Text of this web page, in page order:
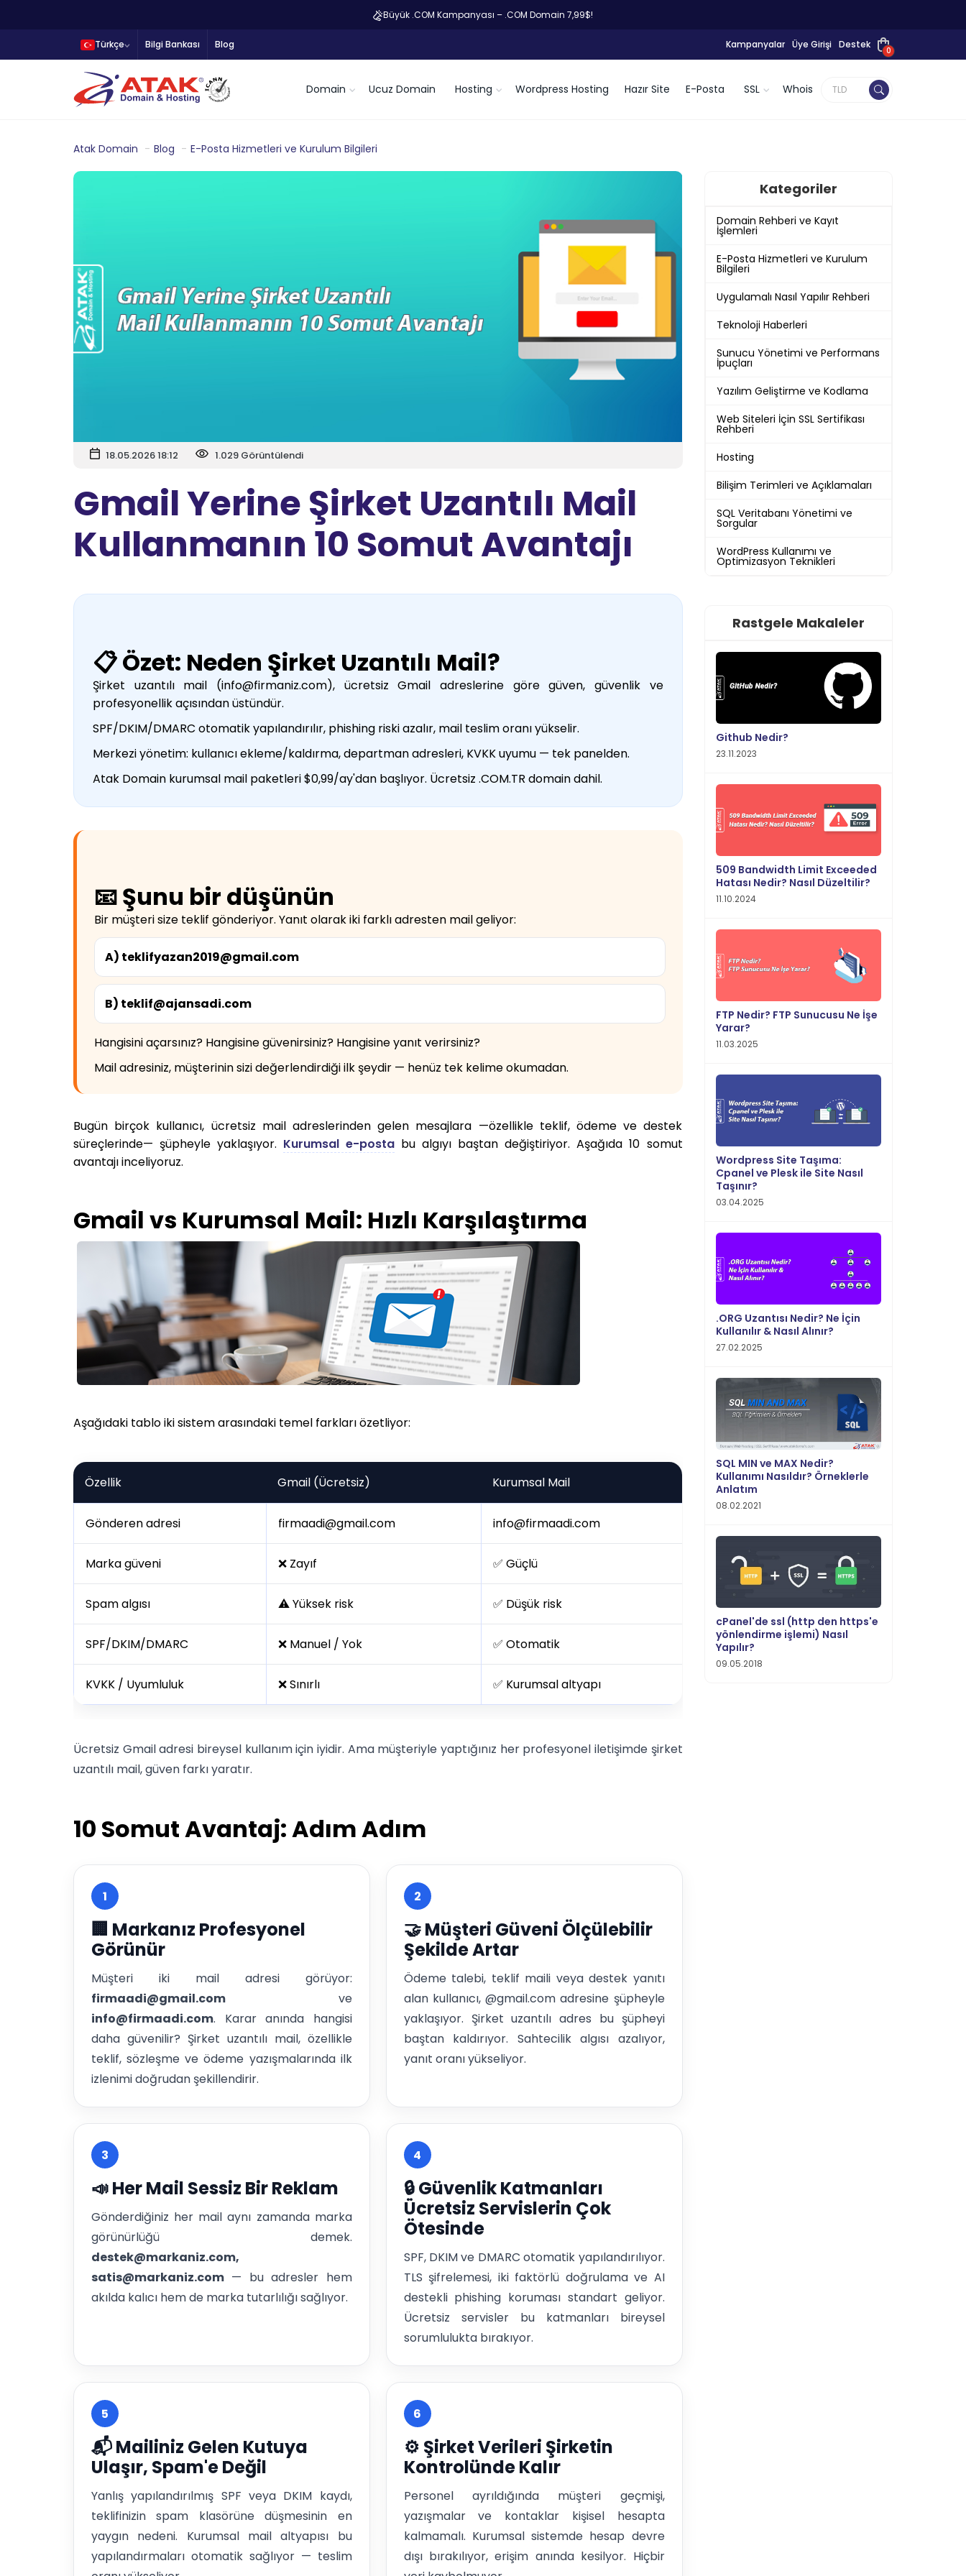
Büyük .COM Kampanyası – .COM Domain 7,99$!
Türkçe Bilgi Bankası Blog Kampanyalar Üye Girişi Destek
0
Domain Ucuz Domain Hosting Wordpress Hosting Hazır Site E-Posta SSL Whois
Atak Domain Blog E-Posta Hizmetleri ve Kurulum Bilgileri
18.05.2026 18:12 1.029 Görüntülendi
Gmail Yerine Şirket Uzantılı Mail
Kullanmanın 10 Somut Avantajı
📋 Özet: Neden Şirket Uzantılı Mail?
Şirket uzantılı mail (info@firmaniz.com), ücretsiz Gmail adreslerine göre güven, güvenlik ve
profesyonellik açısından üstündür.
SPF/DKIM/DMARC otomatik yapılandırılır, phishing riski azalır, mail teslim oranı yükselir.
Merkezi yönetim: kullanıcı ekleme/kaldırma, departman adresleri, KVKK uyumu — tek panelden.
Atak Domain kurumsal mail paketleri $0,99/ay'dan başlıyor. Ücretsiz .COM.TR domain dahil.
📧 Şunu bir düşünün
Bir müşteri size teklif gönderiyor. Yanıt olarak iki farklı adresten mail geliyor:
A) teklifyazan2019@gmail.com
B) teklif@ajansadi.com
Hangisini açarsınız? Hangisine güvenirsiniz? Hangisine yanıt verirsiniz?
Mail adresiniz, müşterinin sizi değerlendirdiği ilk şeydir — henüz tek kelime okumadan.
Bugün birçok kullanıcı, ücretsiz mail adreslerinden gelen mesajlara —özellikle teklif, ödeme ve destek
süreçlerinde— şüpheyle yaklaşıyor. Kurumsal e-posta bu algıyı baştan değiştiriyor. Aşağıda 10 somut
avantajı inceliyoruz.
Gmail vs Kurumsal Mail: Hızlı Karşılaştırma
Aşağıdaki tablo iki sistem arasındaki temel farkları özetliyor:
Özellik Gmail (Ücretsiz) Kurumsal Mail
Gönderen adresi firmaadi@gmail.com info@firmaadi.com
Marka güveni ❌ Zayıf ✅ Güçlü
Spam algısı ⚠️ Yüksek risk ✅ Düşük risk
SPF/DKIM/DMARC ❌ Manuel / Yok ✅ Otomatik
KVKK / Uyumluluk ❌ Sınırlı ✅ Kurumsal altyapı
Ücretsiz Gmail adresi bireysel kullanım için iyidir. Ama müşteriyle yaptığınız her profesyonel iletişimde şirket
uzantılı mail, güven farkı yaratır.
10 Somut Avantaj: Adım Adım
1
🏢 Markanız Profesyonel
Görünür
Müşteri iki mail adresi görüyor:
firmaadi@gmail.com ve
info@firmaadi.com. Karar anında hangisi
daha güvenilir? Şirket uzantılı mail, özellikle
teklif, sözleşme ve ödeme yazışmalarında ilk
izlenimi doğrudan şekillendirir.
2
🤝 Müşteri Güveni Ölçülebilir
Şekilde Artar
Ödeme talebi, teklif maili veya destek yanıtı
alan kullanıcı, @gmail.com adresine şüpheyle
yaklaşıyor. Şirket uzantılı adres bu şüpheyi
baştan kaldırıyor. Sahtecilik algısı azalıyor,
yanıt oranı yükseliyor.
3
📣 Her Mail Sessiz Bir Reklam
Gönderdiğiniz her mail aynı zamanda marka
görünürlüğü demek.
destek@markaniz.com,
satis@markaniz.com — bu adresler hem
akılda kalıcı hem de marka tutarlılığı sağlıyor.
4
🔒 Güvenlik Katmanları
Ücretsiz Servislerin Çok
Ötesinde
SPF, DKIM ve DMARC otomatik yapılandırılıyor.
TLS şifrelemesi, iki faktörlü doğrulama ve AI
destekli phishing koruması standart geliyor.
Ücretsiz servisler bu katmanları bireysel
sorumlulukta bırakıyor.
5
📬 Mailiniz Gelen Kutuya
Ulaşır, Spam'e Değil
Yanlış yapılandırılmış SPF veya DKIM kaydı,
teklifinizin spam klasörüne düşmesinin en
yaygın nedeni. Kurumsal mail altyapısı bu
yapılandırmaları otomatik sağlıyor — teslim
6
⚙️ Şirket Verileri Şirketin
Kontrolünde Kalır
Personel ayrıldığında müşteri geçmişi,
yazışmalar ve kontaklar kişisel hesapta
kalmamalı. Kurumsal sistemde hesap devre
dışı bırakılıyor, erişim anında kesilyor. Hiçbir
Kategoriler
Domain Rehberi ve Kayıt
İşlemleri
E-Posta Hizmetleri ve Kurulum
Bilgileri
Uygulamalı Nasıl Yapılır Rehberi
Teknoloji Haberleri
Sunucu Yönetimi ve Performans
İpuçları
Yazılım Geliştirme ve Kodlama
Web Siteleri İçin SSL Sertifikası
Rehberi
Hosting
Bilişim Terimleri ve Açıklamaları
SQL Veritabanı Yönetimi ve
Sorgular
WordPress Kullanımı ve
Optimizasyon Teknikleri
Rastgele Makaleler
Github Nedir?
23.11.2023
509 Bandwidth Limit Exceeded
Hatası Nedir? Nasıl Düzeltilir?
11.10.2024
FTP Nedir? FTP Sunucusu Ne İşe
Yarar?
11.03.2025
Wordpress Site Taşıma:
Cpanel ve Plesk ile Site Nasıl
Taşınır?
03.04.2025
.ORG Uzantısı Nedir? Ne İçin
Kullanılır & Nasıl Alınır?
27.02.2025
SQL MIN ve MAX Nedir?
Kullanımı Nasıldır? Örneklerle
Anlatım
08.02.2021
cPanel'de ssl (http den https'e
yönlendirme işlemi) Nasıl
Yapılır?
09.05.2018